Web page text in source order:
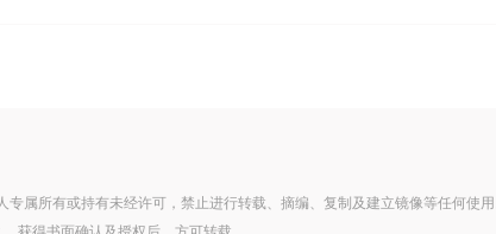
属所有或持有未经许可，禁止进行转载、摘编、复制及建立镜像等任何使用